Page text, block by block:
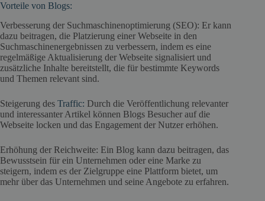
Vorteile von Blogs:
Verbesserung der Suchmaschinenoptimierung (SEO): Er kann
dazu beitragen, die Platzierung einer Webseite in den
Suchmaschinenergebnissen zu verbessern, indem es eine
regelmäßige Aktualisierung der Webseite signalisiert und
zusätzliche Inhalte bereitstellt, die für bestimmte Keywords
und Themen relevant sind.
Steigerung des Traffic: Durch die Veröffentlichung relevanter
und interessanter Artikel können Blogs Besucher auf die
Webseite locken und das Engagement der Nutzer erhöhen.
Erhöhung der Reichweite: Ein Blog kann dazu beitragen, das
Bewusstsein für ein Unternehmen oder eine Marke zu
steigern, indem es der Zielgruppe eine Plattform bietet, um
mehr über das Unternehmen und seine Angebote zu erfahren.